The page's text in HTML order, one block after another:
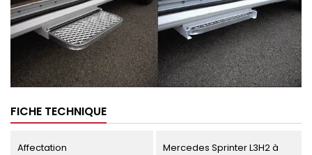
FICHE TECHNIQUE
Affectation
Mercedes Sprinter L3H2 à